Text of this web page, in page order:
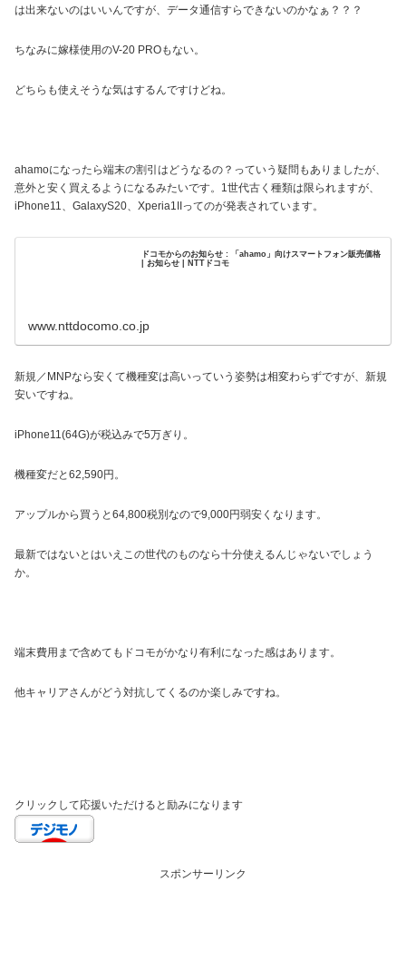
は出来ないのはいいんですが、データ通信すらできないのかなぁ？？？
ちなみに嫁様使用のV-20 PROもない。
どちらも使えそうな気はするんですけどね。
ahamoになったら端末の割引はどうなるの？っていう疑問もありましたが、
意外と安く買えるようになるみたいです。1世代古く種類は限られますが、
iPhone11、GalaxyS20、Xperia1IIってのが発表されています。
ドコモからのお知らせ : 「ahamo」向けスマートフォン販売価格
| お知らせ | NTTドコモ
www.nttdocomo.co.jp
新規／MNPなら安くて機種変は高いっていう姿勢は相変わらずですが、新規
安いですね。
iPhone11(64G)が税込みで5万ぎり。
機種変だと62,590円。
アップルから買うと64,800税別なので9,000円弱安くなります。
最新ではないとはいえこの世代のものなら十分使えるんじゃないでしょう
か。
端末費用まで含めてもドコモがかなり有利になった感はあります。
他キャリアさんがどう対抗してくるのか楽しみですね。
クリックして応援いただけると励みになります
スポンサーリンク